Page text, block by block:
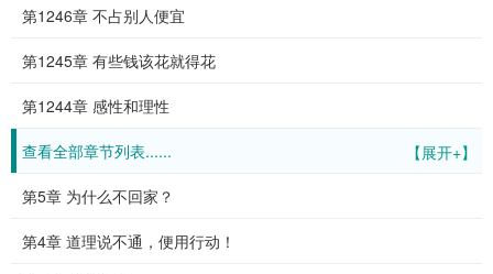
第1246章 不占别人便宜
第1245章 有些钱该花就得花
第1244章 感性和理性
【展开+】
查看全部章节列表......
第5章 为什么不回家？
第4章 道理说不通，便用行动！